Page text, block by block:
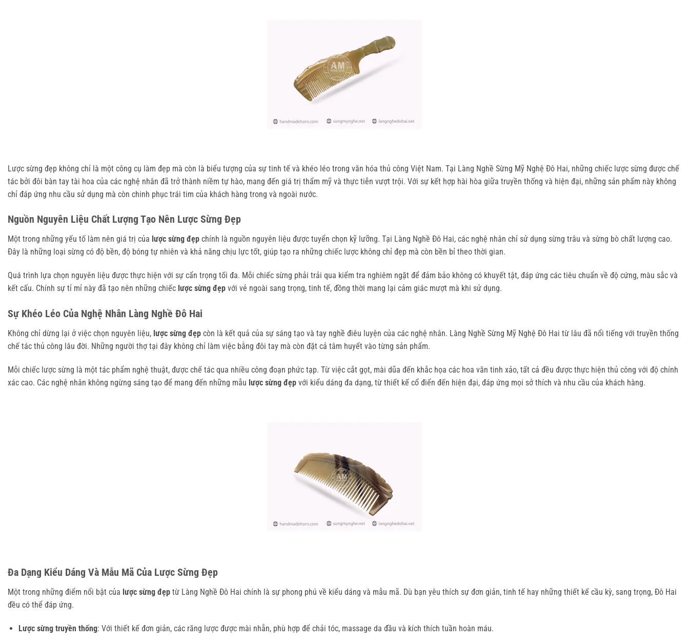
Lược sừng đẹp không chỉ là một công cụ làm đẹp mà còn là biểu tượng của sự tinh tế và khéo léo trong văn hóa thủ công Việt Nam. Tại Làng Nghề Sừng Mỹ Nghệ Đô Hai, những chiếc lược sừng được chế
tác bởi đôi bàn tay tài hoa của các nghệ nhân đã trở thành niềm tự hào, mang đến giá trị thẩm mỹ và thực tiễn vượt trội. Với sự kết hợp hài hòa giữa truyền thống và hiện đại, những sản phẩm này không
chỉ đáp ứng nhu cầu sử dụng mà còn chinh phục trái tim của khách hàng trong và ngoài nước.
Nguồn Nguyên Liệu Chất Lượng Tạo Nên Lược Sừng Đẹp
Một trong những yếu tố làm nên giá trị của lược sừng đẹp chính là nguồn nguyên liệu được tuyển chọn kỹ lưỡng. Tại Làng Nghề Đô Hai, các nghệ nhân chỉ sử dụng sừng trâu và sừng bò chất lượng cao.
Đây là những loại sừng có độ bền, độ bóng tự nhiên và khả năng chịu lực tốt, giúp tạo ra những chiếc lược không chỉ đẹp mà còn bền bỉ theo thời gian.
Quá trình lựa chọn nguyên liệu được thực hiện với sự cẩn trọng tối đa. Mỗi chiếc sừng phải trải qua kiểm tra nghiêm ngặt để đảm bảo không có khuyết tật, đáp ứng các tiêu chuẩn về độ cứng, màu sắc và
kết cấu. Chính sự tỉ mỉ này đã tạo nên những chiếc lược sừng đẹp với vẻ ngoài sang trọng, tinh tế, đồng thời mang lại cảm giác mượt mà khi sử dụng.
Sự Khéo Léo Của Nghệ Nhân Làng Nghề Đô Hai
Không chỉ dừng lại ở việc chọn nguyên liệu, lược sừng đẹp còn là kết quả của sự sáng tạo và tay nghề điêu luyện của các nghệ nhân. Làng Nghề Sừng Mỹ Nghệ Đô Hai từ lâu đã nổi tiếng với truyền thống
chế tác thủ công lâu đời. Những người thợ tại đây không chỉ làm việc bằng đôi tay mà còn đặt cả tâm huyết vào từng sản phẩm.
Mỗi chiếc lược sừng là một tác phẩm nghệ thuật, được chế tác qua nhiều công đoạn phức tạp. Từ việc cắt gọt, mài dũa đến khắc họa các hoa văn tinh xảo, tất cả đều được thực hiện thủ công với độ chính
xác cao. Các nghệ nhân không ngừng sáng tạo để mang đến những mẫu lược sừng đẹp với kiểu dáng đa dạng, từ thiết kế cổ điển đến hiện đại, đáp ứng mọi sở thích và nhu cầu của khách hàng.
Đa Dạng Kiểu Dáng Và Mẫu Mã Của Lược Sừng Đẹp
Một trong những điểm nổi bật của lược sừng đẹp từ Làng Nghề Đô Hai chính là sự phong phú về kiểu dáng và mẫu mã. Dù bạn yêu thích sự đơn giản, tinh tế hay những thiết kế cầu kỳ, sang trọng, Đô Hai
đều có thể đáp ứng.
Lược sừng truyền thống: Với thiết kế đơn giản, các răng lược được mài nhẵn, phù hợp để chải tóc, massage da đầu và kích thích tuần hoàn máu.